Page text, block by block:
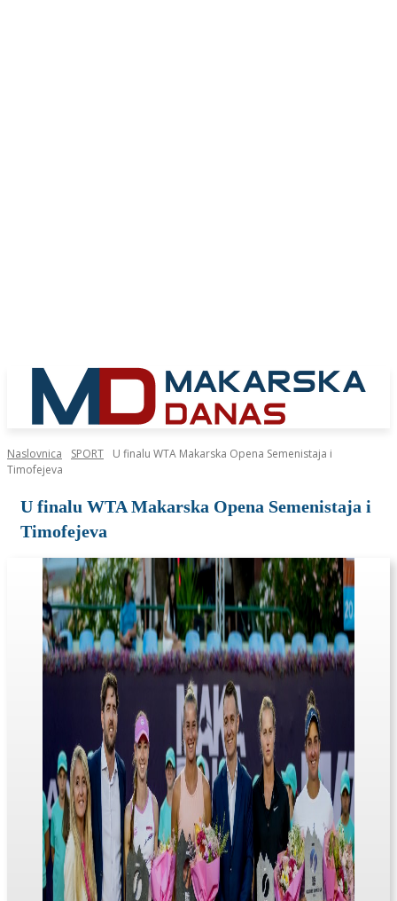
Naslovnica SPORT
U finalu WTA Makarska Opena Semenistaja i
Timofejeva
U finalu WTA Makarska Opena Semenistaja i
Timofejeva